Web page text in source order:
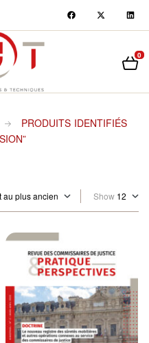
0
PRODUITS IDENTIFIÉS
Show